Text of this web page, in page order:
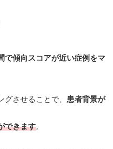
で傾向スコアが近い症例をマ
させることで、 患者背景が
できます。